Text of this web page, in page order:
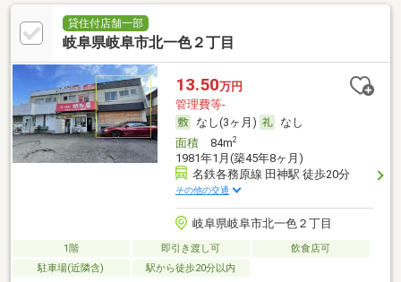
貸住付店舗一部
岐阜県岐阜市北一色２丁目
13.50万円
管理費等-
なし(3ヶ月)
なし
面積84m2
1981年1月(築45年8ヶ月)
名鉄各務原線 田神駅 徒歩20分
その他の交通
岐阜県岐阜市北一色２丁目
1階 即引き渡し可
飲食店可
駐車場(近隣含)
駅から徒歩20分以内